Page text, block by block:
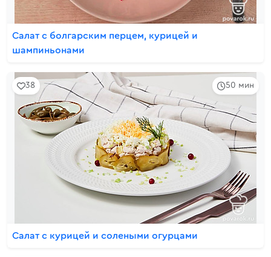
Салат с болгарским перцем, курицей и
шампиньонами
50 мин
38
Салат с курицей и солеными огурцами